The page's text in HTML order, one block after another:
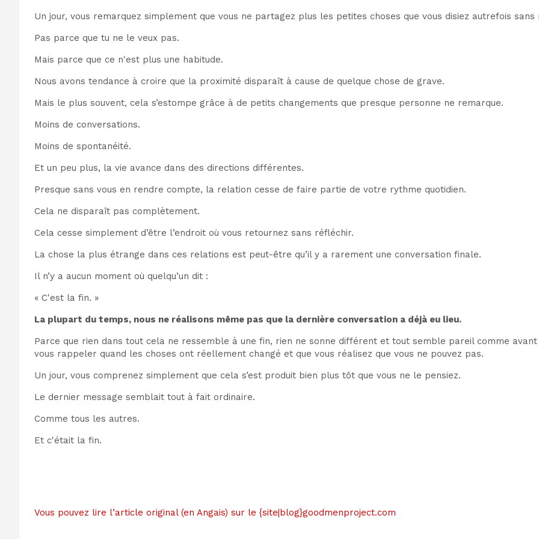
Un jour, vous remarquez simplement que vous ne partagez plus les petites choses que vous disiez autrefois sans
Pas parce que tu ne le veux pas.
Mais parce que ce n'est plus une habitude.
Nous avons tendance à croire que la proximité disparaît à cause de quelque chose de grave.
Mais le plus souvent, cela s’estompe grâce à de petits changements que presque personne ne remarque.
Moins de conversations.
Moins de spontanéité.
Et un peu plus, la vie avance dans des directions différentes.
Presque sans vous en rendre compte, la relation cesse de faire partie de votre rythme quotidien.
Cela ne disparaît pas complètement.
Cela cesse simplement d’être l’endroit où vous retournez sans réfléchir.
La chose la plus étrange dans ces relations est peut-être qu’il y a rarement une conversation finale.
Il n’y a aucun moment où quelqu’un dit :
« C'est la fin. »
La plupart du temps, nous ne réalisons même pas que la dernière conversation a déjà eu lieu.
Parce que rien dans tout cela ne ressemble à une fin, rien ne sonne différent et tout semble pareil comme
vous rappeler quand les choses ont réellement changé et que vous réalisez que vous ne pouvez pas.
Un jour, vous comprenez simplement que cela s’est produit bien plus tôt que vous ne le pensiez.
Le dernier message semblait tout à fait ordinaire.
Comme tous les autres.
Et c'était la fin.
Vous pouvez lire l’article original (en Angais) sur le {site|blog}goodmenproject.com